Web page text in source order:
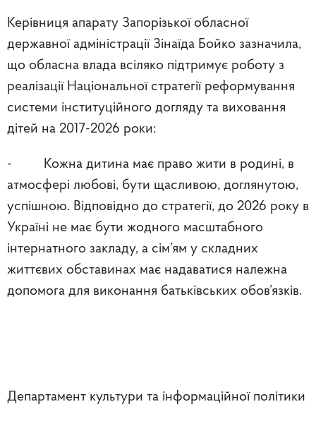
Керівниця апарату Запорізької обласної
державної адміністрації Зінаїда Бойко зазначила,
що обласна влада всіляко підтримує роботу з
реалізації Національної стратегії реформування
системи інституційного догляду та виховання
дітей на 2017-2026 роки:
-
Кожна дитина має право жити в родині, в
атмосфері любові, бути щасливою, доглянутою,
успішною. Відповідно до стратегії, до 2026 року в
Україні не має бути жодного масштабного
інтернатного закладу, а сім’ям у складних
життєвих обставинах має надаватися належна
допомога для виконання батьківських обов’язків.
Департамент культури та інформаційної політики